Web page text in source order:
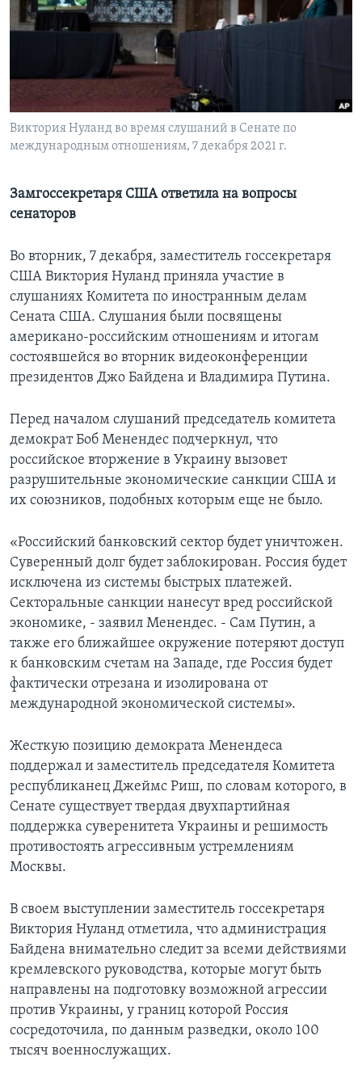
Learning English
СОЦИАЛЬНЫЕ СЕТИ
Языки
Виктория Нуланд во время слушаний в Сенате по
международным отношениям, 7 декабря 2021 г.
Замгоссекретаря США ответила на вопросы
сенаторов
Во вторник, 7 декабря, заместитель госсекретаря
США Виктория Нуланд приняла участие в
слушаниях Комитета по иностранным делам
Сената США. Слушания были посвящены
американо-российским отношениям и итогам
состоявшейся во вторник видеоконференции
президентов Джо Байдена и Владимира Путина.
Перед началом слушаний председатель комитета
демократ Боб Менендес подчеркнул, что
российское вторжение в Украину вызовет
разрушительные экономические санкции США и
их союзников, подобных которым еще не было.
«Российский банковский сектор будет уничтожен.
Суверенный долг будет заблокирован. Россия будет
исключена из системы быстрых платежей.
Секторальные санкции нанесут вред российской
экономике, - заявил Менендес. - Сам Путин, а
также его ближайшее окружение потеряют доступ
к банковским счетам на Западе, где Россия будет
фактически отрезана и изолирована от
международной экономической системы».
Жесткую позицию демократа Менендеса
поддержал и заместитель председателя Комитета
республиканец Джеймс Риш, по словам которого, в
Сенате существует твердая двухпартийная
поддержка суверенитета Украины и решимость
противостоять агрессивным устремлениям
Москвы.
В своем выступлении заместитель госсекретаря
Виктория Нуланд отметила, что администрация
Байдена внимательно следит за всеми действиями
кремлевского руководства, которые могут быть
направлены на подготовку возможной агрессии
против Украины, у границ которой Россия
сосредоточила, по данным разведки, около 100
тысяч военнослужащих.